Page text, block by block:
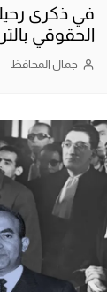
في ذكرى
الحقوقي
جمال المحافظ